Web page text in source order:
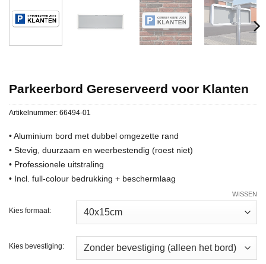
Parkeerbord Gereserveerd voor Klanten
Artikelnummer: 66494-01
• Aluminium bord met dubbel omgezette rand
• Stevig, duurzaam en weerbestendig (roest niet)
• Professionele uitstraling
• Incl. full-colour bedrukking + beschermlaag
Kies formaat:
Kies bevestiging:
WISSEN